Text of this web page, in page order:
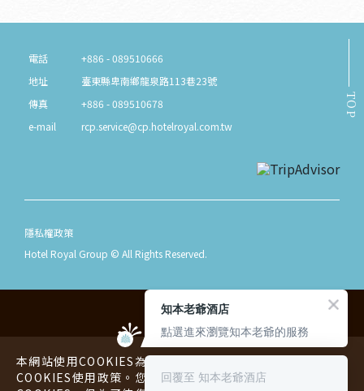
本網站使用COOKIES為您提供更好的用戶體驗，請您詳閱
COOKIES使用政策。您可以同意或拒絕本公司蒐集您的
TOP
電話
+886 - 089510666
地址
臺東縣卑南鄉龍泉路113巷23號
傳真
+886 - 089510678
e-mail
rcp.service@cp.hotelroyal.com.tw
隱私權政策
Hotel Royal Group © All Rights Reserved.
知本老爺酒店
點選進來瀏覽知本老爺的服務
回覆至 知本老爺酒店